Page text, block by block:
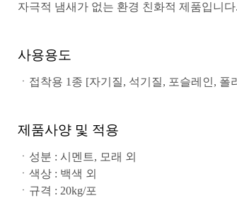
자극적 냄새가 없는 환경 친화적 제품입니다.
사용용도
ㆍ접착용 1종 [자기질, 석기질, 포슬레인, 폴
제품사양 및 적용
ㆍ성분 : 시멘트, 모래 외
ㆍ색상 : 백색 외
ㆍ규격 : 20kg/포